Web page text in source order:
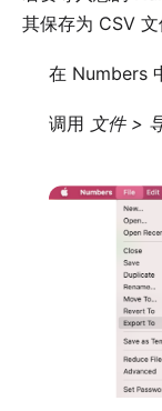
其保存为 CSV 文
在 Numbers
调用 文件 >